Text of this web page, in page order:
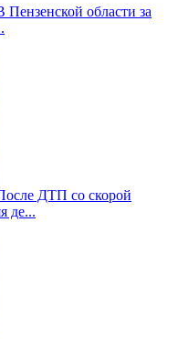
Пензенской области за
ДТП со скорой
де...